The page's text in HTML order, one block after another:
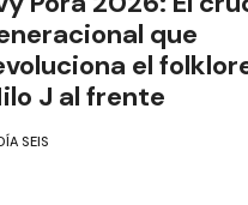
que
el
J al frente
SEIS